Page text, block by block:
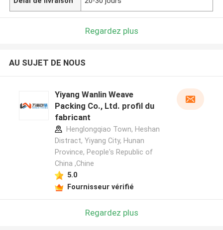
Regardez plus
AU SUJET DE NOUS
Yiyang Wanlin Weave
Packing Co., Ltd. profil du
fabricant
Henglongqiao Town, Heshan
Distract, Yiyang City, Hunan
Province, People's Republic of
China ,Chine
5.0
Fournisseur vérifié
Regardez plus